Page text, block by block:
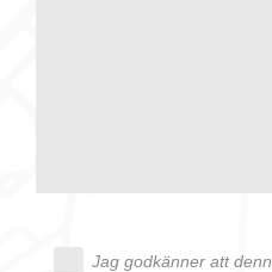
Jag godkänner att